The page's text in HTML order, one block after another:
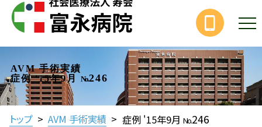
AVM 手術実績
症例 '15年9月
No.246
トップ > AVM 手術実績 > 症例 '15年9月 No.246